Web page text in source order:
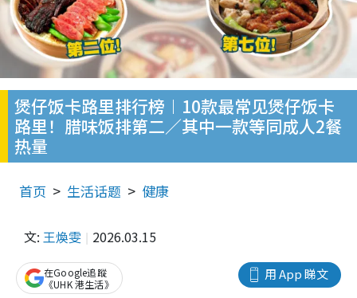
煲仔饭卡路里排行榜︱10款最常见煲仔饭卡
路里！腊味饭排第二／其中一款等同成人2餐
热量
首页 生活话题 健康
文: 王煥雯 2026.03.15
用 App 睇文
在Google追蹤
《UHK 港生活》